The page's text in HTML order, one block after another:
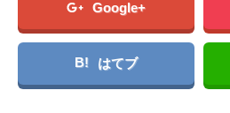
Google+
B! はてブ